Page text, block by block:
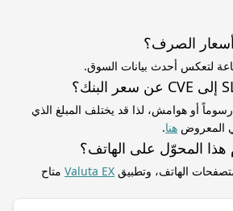
الصرف؟
لتعكس أحدث بيانات السوق.
أو هوامش، لذا قد يختلف المبلغ الذي
المعروض هنا.
المحوّل على الهاتف؟
الهاتف، وتطبيق Valuta EX متاح